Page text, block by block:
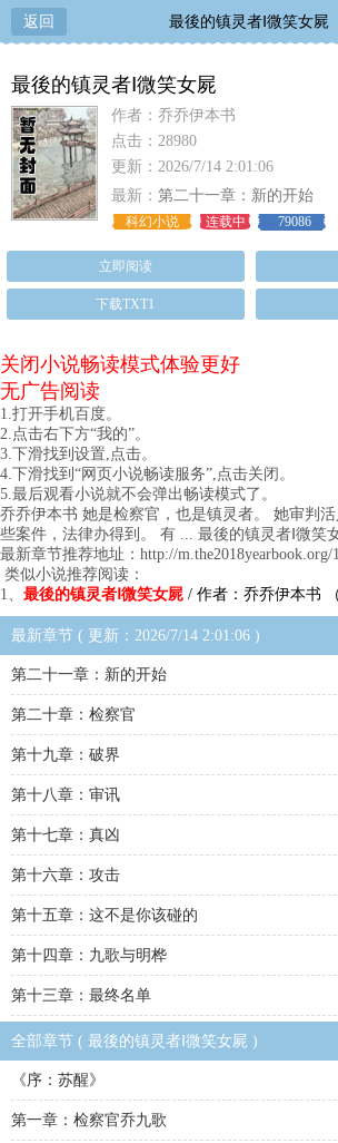
返回 最後的镇灵者Ⅰ微笑女屍
最後的镇灵者Ⅰ微笑女屍
作者：乔乔伊本书
点击：28980
更新：2026/7/14 2:01:06
最新： 第二十一章：新的开始
科幻小说 连载中 79086
立即阅读
下载TXT1
关闭小说畅读模式体验更好
无广告阅读
1.打开手机百度。
2.点击右下方“我的”。
3.下滑找到设置,点击。
4.下滑找到“网页小说畅读服务”,点击关闭。
5.最后观看小说就不会弹出畅读模式了。
乔乔伊本书 她是检察官，也是镇灵者。 她审判
些案件，法律办得到。 有 ... 最後的镇灵者Ⅰ微笑
最新章节推荐地址：http://m.the2018yearbook.org/
类似小说推荐阅读：
1、 最後的镇灵者Ⅰ微笑女屍 / 作者：乔乔伊本书 （
最新章节 ( 更新：2026/7/14 2:01:06 )
第二十一章：新的开始
第二十章：检察官
第十九章：破界
第十八章：审讯
第十七章：真凶
第十六章：攻击
第十五章：这不是你该碰的
第十四章：九歌与明桦
第十三章：最终名单
全部章节 ( 最後的镇灵者Ⅰ微笑女屍 )
《序：苏醒》
第一章：检察官乔九歌